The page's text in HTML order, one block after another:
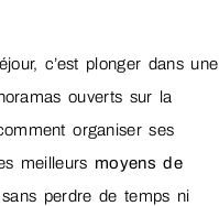
c’est plonger dans une
ouverts sur la
organiser ses
meilleurs moyens de
perdre de temps ni